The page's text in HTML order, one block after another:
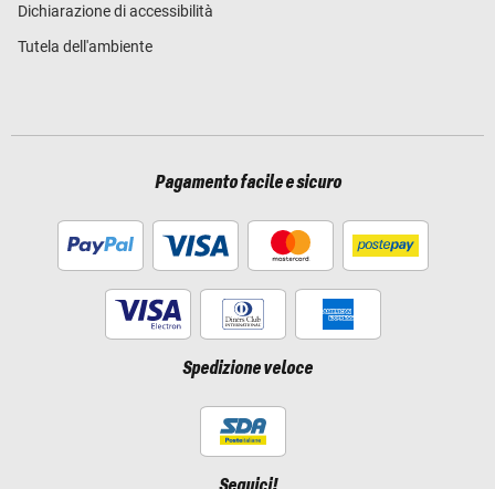
Dichiarazione di accessibilità
Tutela dell'ambiente
Pagamento facile e sicuro
Spedizione veloce